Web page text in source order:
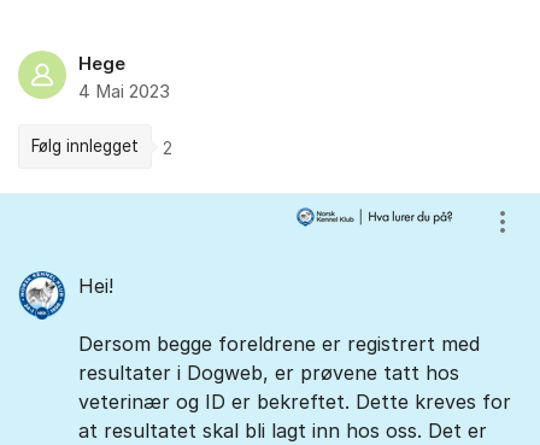
Hege
4 Mai 2023
Følg innlegget 2
Hei!
Dersom begge foreldrene er registrert med
resultater i Dogweb, er prøvene tatt hos
veterinær og ID er bekreftet. Dette kreves for
at resultatet skal bli lagt inn hos oss. Det er
Vis/